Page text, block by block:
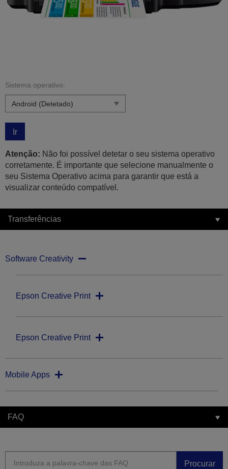
Sistema operativo:
Ir
Atenção: Não foi possível detetar o seu sistema operativo
corretamente. É importante que selecione manualmente o
seu Sistema Operativo acima para garantir que está a
visualizar conteúdo compatível.
Transferências
Software Creativity
Epson Creative Print
Epson Creative Print
Mobile Apps
FAQ
Procurar